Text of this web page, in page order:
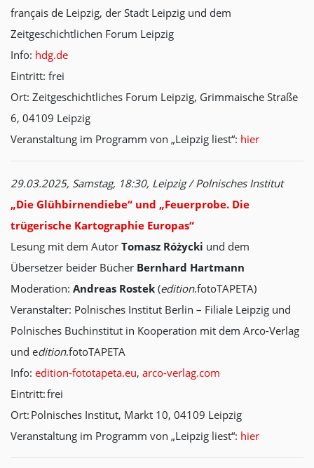
français de Leipzig, der Stadt Leipzig und dem
Zeitgeschichtlichen Forum Leipzig
Info: hdg.de
Eintritt: frei
Ort: Zeitgeschichtliches Forum Leipzig, Grimmaische Straße
6, 04109 Leipzig
Veranstaltung im Programm von „Leipzig liest“: hier
29.03.2025, Samstag, 18:30, Leipzig / Polnisches Institut
„Die Glühbirnendiebe“ und „Feuerprobe. Die
trügerische Kartographie Europas“
Lesung mit dem Autor Tomasz Różycki und dem
Übersetzer beider Bücher Bernhard Hartmann
Moderation: Andreas Rostek (edition.fotoTAPETA)
Veranstalter: Polnisches Institut Berlin – Filiale Leipzig und
Polnisches Buchinstitut in Kooperation mit dem Arco-Verlag
und edition.fotoTAPETA
Info: edition-fototapeta.eu, arco-verlag.com
Eintritt: frei
Ort: Polnisches Institut, Markt 10, 04109 Leipzig
Veranstaltung im Programm von „Leipzig liest“: hier